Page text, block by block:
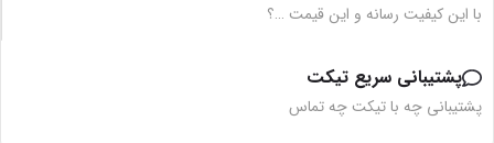
با این کیفیت رسانه و این قیمت …؟
پشتیبانی سریع تیکت
پشتیبانی چه با تیکت چه تماس